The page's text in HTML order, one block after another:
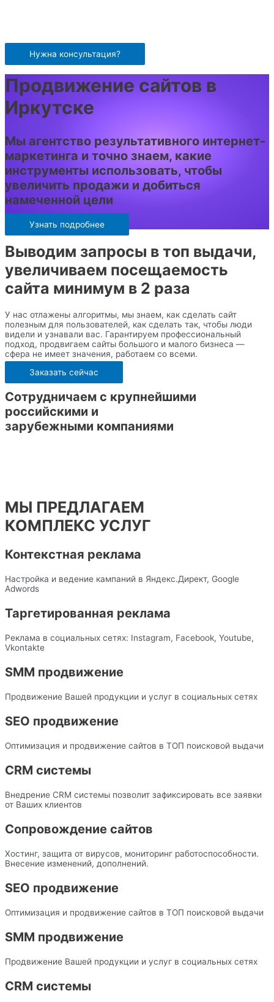
Нужна консультация?
Продвижение сайтов в
Иркутске
Мы агентство результативного интернет-
маркетинга и точно знаем, какие
инструменты использовать, чтобы
увеличить продажи и добиться
намеченной цели
Узнать подробнее
Выводим запросы в топ выдачи,
увеличиваем посещаемость
сайта минимум в 2 раза
У нас отлажены алгоритмы, мы знаем, как сделать сайт
полезным для пользователей, как сделать так, чтобы люди
видели и узнавали вас. Гарантируем профессиональный
подход, продвигаем сайты большого и малого бизнеса —
сфера не имеет значения, работаем со всеми.
Заказать сейчас
Сотрудничаем с крупнейшими
российскими и
зарубежными компаниями
МЫ ПРЕДЛАГАЕМ
КОМПЛЕКС УСЛУГ
Контекстная реклама
Настройка и ведение кампаний в Яндекс.Директ, Google
Adwords
Таргетированная реклама
Реклама в социальных сетях: Instagram, Facebook, Youtube,
Vkontakte
SMM продвижение
Продвижение Вашей продукции и услуг в социальных сетях
SEO продвижение
Оптимизация и продвижение сайтов в ТОП поисковой выдачи
CRM системы
Внедрение CRM системы позволит зафиксировать все заявки
от Ваших клиентов
Сопровождение сайтов
Хостинг, защита от вирусов, мониторинг работоспособности.
Внесение изменений, дополнений.
SEO продвижение
Оптимизация и продвижение сайтов в ТОП поисковой выдачи
SMM продвижение
Продвижение Вашей продукции и услуг в социальных сетях
CRM системы